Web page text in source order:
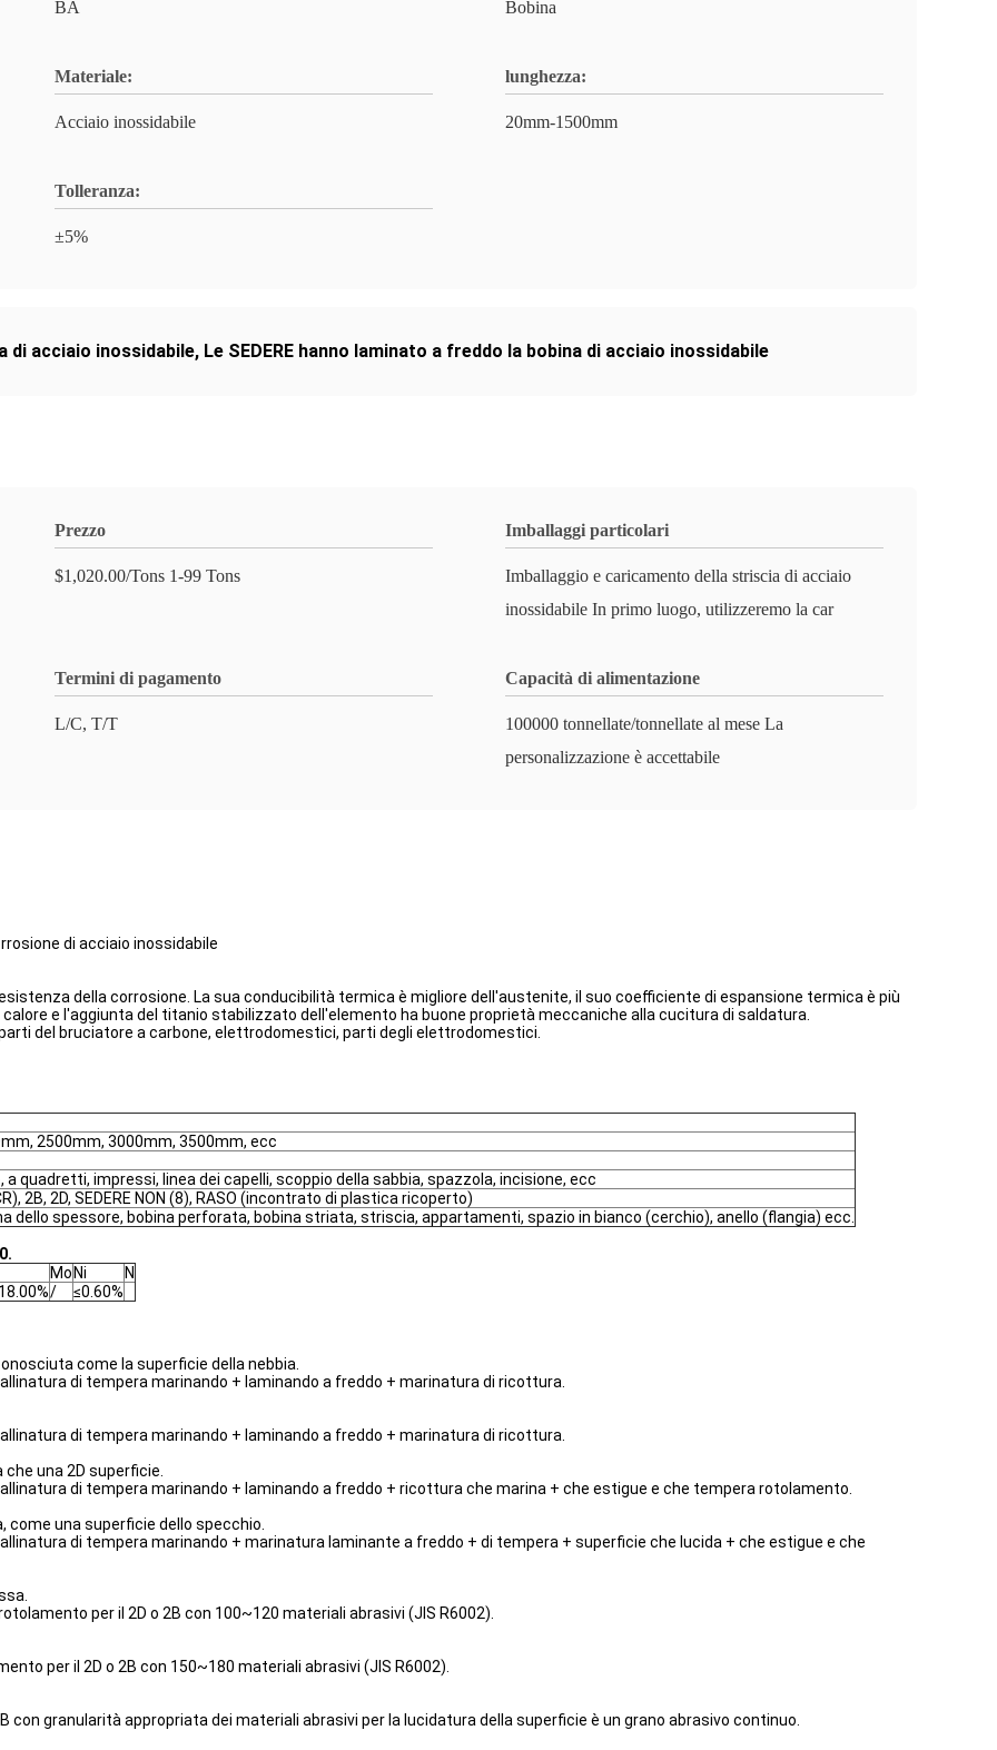
BA Bobina
Materiale:
Acciaio inossidabile
lunghezza:
20mm-1500mm
Tolleranza:
±5%
di acciaio inossidabile, Le SEDERE hanno laminato a freddo la bobina di acciaio inossidabile
Prezzo
$1,020.00/Tons 1-99 Tons
Imballaggi particolari
Imballaggio e caricamento della striscia di acciaio
inossidabile In primo luogo, utilizzeremo la car
Termini di pagamento
L/C, T/T
Capacità di alimentazione
100000 tonnellate/tonnellate al mese La
personalizzazione è accettabile
di acciaio inossidabile
della corrosione. La sua conducibilità termica è migliore dell'austenite, il suo coefficiente di espansione termica è più
e l'aggiunta del titanio stabilizzato dell'elemento ha buone proprietà meccaniche alla cucitura di saldatura.
del bruciatore a carbone, elettrodomestici, parti degli elettrodomestici.
2500mm, 3000mm, 3500mm, ecc
a quadretti, impressi, linea dei capelli, scoppio della sabbia, spazzola, incisione, ecc
2B, 2D, SEDERE NON (8), RASO (incontrato di plastica ricoperto)
dello spessore, bobina perforata, bobina striata, striscia, appartamenti, spazio in bianco (cerchio), anello (flangia) ecc.
Mo Ni
N
/ ≤0.60%
come la superficie della nebbia.
di tempera marinando + laminando a freddo + marinatura di ricottura.
di tempera marinando + laminando a freddo + marinatura di ricottura.
una 2D superficie.
di tempera marinando + laminando a freddo + ricottura che marina + che estigue e che tempera rotolamento.
una superficie dello specchio.
di tempera marinando + marinatura laminante a freddo + di tempera + superficie che lucida + che estigue e che
per il 2D o 2B con 100~120 materiali abrasivi (JIS R6002).
per il 2D o 2B con 150~180 materiali abrasivi (JIS R6002).
granularità appropriata dei materiali abrasivi per la lucidatura della superficie è un grano abrasivo continuo.